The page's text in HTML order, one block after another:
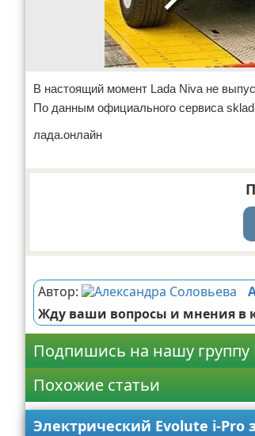
В настоящий момент Lada Niva не
По данным официального сервиса
лада.онлайн
Автор:
Жду ваши вопросы и мнения в
Подпишись на нашу группу
Похожие статьи
Электрический Evolute i-Pro